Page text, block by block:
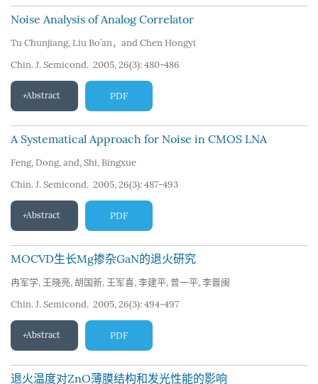
Noise Analysis of Analog Correlator
Tu Chunjiang, Liu Bo’an，and Chen Hongyi
Chin. J. Semicond. 2005, 26(3): 480-486
Abstract PDF
A Systematical Approach for Noise in CMOS LNA
Feng, Dong, and, Shi, Bingxue
Chin. J. Semicond. 2005, 26(3): 487-493
Abstract PDF
MOCVD生长Mg掺杂GaN的退火研究
冉军学, 王晓亮, 胡国新, 王军喜, 李建平, 曾一平, 李晋闽
Chin. J. Semicond. 2005, 26(3): 494-497
Abstract PDF
退火温度对ZnO薄膜结构和发光性能的影响